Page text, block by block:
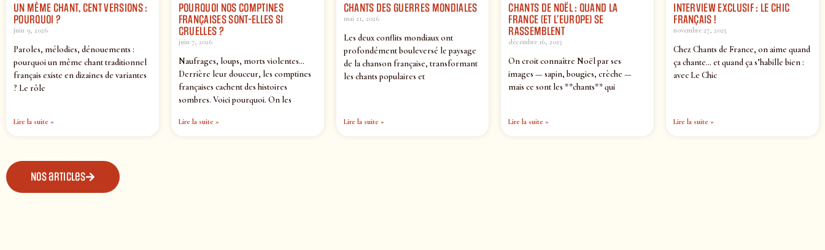
UN MÊME CHANT, CENT VERSIONS :
POURQUOI ?
juin 9, 2026
Paroles, mélodies, dénouements :
pourquoi un même chant traditionnel
français existe en dizaines de variantes
? Le rôle
Lire la suite »
POURQUOI NOS COMPTINES
FRANÇAISES SONT-ELLES SI
CRUELLES ?
juin 7, 2026
Naufrages, loups, morts violentes…
Derrière leur douceur, les comptines
françaises cachent des histoires
sombres. Voici pourquoi. On les
Lire la suite »
CHANTS DES GUERRES MONDIALES
mai 21, 2026
Les deux conflits mondiaux ont
profondément bouleversé le paysage
de la chanson française, transformant
les chants populaires et
Lire la suite »
CHANTS DE NOËL : QUAND LA
FRANCE (ET L’EUROPE) SE
RASSEMBLENT
décembre 16, 2025
On croit connaître Noël par ses
images — sapin, bougies, crèche —
mais ce sont les **chants** qui
Lire la suite »
INTERVIEW EXCLUSIF : LE CHIC
FRANÇAIS !
novembre 27, 2025
Chez Chants de France, on aime quand
ça chante… et quand ça s’habille bien :
avec Le Chic
Lire la suite »
Nos articles